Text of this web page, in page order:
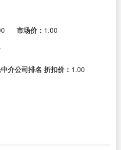
市场价： 1.00
介公司排名 折扣价： 1.00